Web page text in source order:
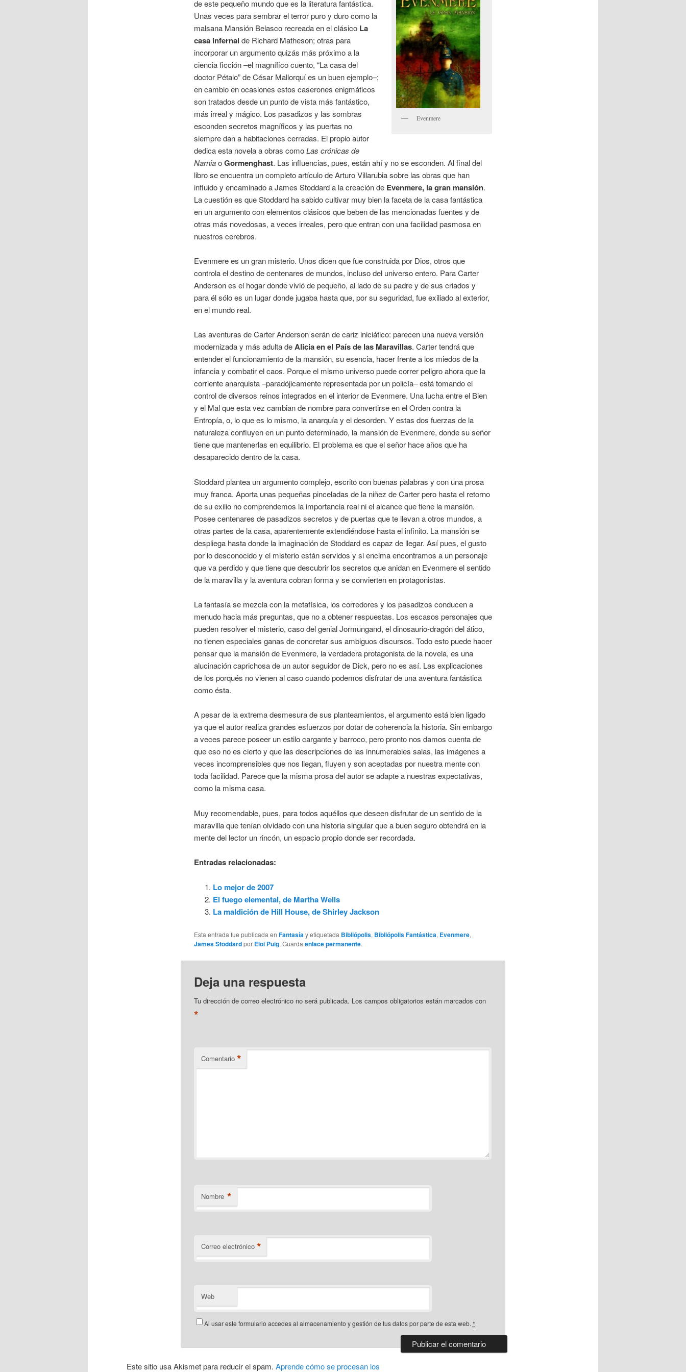
Evenmere
de este pequeño mundo que es la literatura fantástica.
Unas veces para sembrar el terror puro y duro como la
malsana Mansión Belasco recreada en el clásico La
casa infernal de Richard Matheson; otras para
incorporar un argumento quizás más próximo a la
ciencia ficción –el magnífico cuento, “La casa del
doctor Pétalo” de César Mallorquí es un buen ejemplo–;
en cambio en ocasiones estos caserones enigmáticos
son tratados desde un punto de vista más fantástico,
más irreal y mágico. Los pasadizos y las sombras
esconden secretos magníficos y las puertas no
siempre dan a habitaciones cerradas. El propio autor
dedica esta novela a obras comoLas crónicas de
NarniaoGormenghast. Las influencias, pues, están ahí y no se esconden. Al final del
libro se encuentra un completo artículo de Arturo Villarubia sobre las obras que han
influido y encaminado a James Stoddard a la creación de Evenmere, la gran mansión.
La cuestión es que Stoddard ha sabido cultivar muy bien la faceta de la casa fantástica
en un argumento con elementos clásicos que beben de las mencionadas fuentes y de
otras más novedosas, a veces irreales, pero que entran con una facilidad pasmosa en
nuestros cerebros.
Evenmere es un gran misterio. Unos dicen que fue construida por Dios, otros que
controla el destino de centenares de mundos, incluso del universo entero. Para Carter
Anderson es el hogar donde vivió de pequeño, al lado de su padre y de sus criados y
para él sólo es un lugar donde jugaba hasta que, por su seguridad, fue exiliado al exterior,
en el mundo real.
Las aventuras de Carter Anderson serán de cariz iniciático: parecen una nueva versión
modernizada y más adulta deAlicia en el País de las Maravillas. Carter tendrá que
entender el funcionamiento de la mansión, su esencia, hacer frente a los miedos de la
infancia y combatir el caos. Porque el mismo universo puede correr peligro ahora que la
corriente anarquista –paradójicamente representada por un policía– está tomando el
control de diversos reinos integrados en el interior de Evenmere. Una lucha entre el Bien
y el Mal que esta vez cambian de nombre para convertirse en el Orden contra la
Entropía, o, lo que es lo mismo, la anarquía y el desorden. Y estas dos fuerzas de la
naturaleza confluyen en un punto determinado, la mansión de Evenmere, donde su señor
tiene que mantenerlas en equilibrio. El problema es que el señor hace años que ha
desaparecido dentro de la casa.
Stoddard plantea un argumento complejo, escrito con buenas palabras y con una prosa
muy franca. Aporta unas pequeñas pinceladas de la niñez de Carter pero hasta el retorno
de su exilio no comprendemos la importancia real ni el alcance que tiene la mansión.
Posee centenares de pasadizos secretos y de puertas que te llevan a otros mundos, a
otras partes de la casa, aparentemente extendiéndose hasta el infinito. La mansión se
despliega hasta donde la imaginación de Stoddard es capaz de llegar. Así pues, el gusto
por lo desconocido y el misterio están servidos y si encima encontramos a un personaje
que va perdido y que tiene que descubrir los secretos que anidan en Evenmere el sentido
de la maravilla y la aventura cobran forma y se convierten en protagonistas.
La fantasía se mezcla con la metafísica, los corredores y los pasadizos conducen a
menudo hacia más preguntas, que no a obtener respuestas. Los escasos personajes que
pueden resolver el misterio, caso del genial Jormungand, el dinosaurio-dragón del ático,
no tienen especiales ganas de concretar sus ambiguos discursos. Todo esto puede hacer
pensar que la mansión de Evenmere, la verdadera protagonista de la novela, es una
alucinación caprichosa de un autor seguidor de Dick, pero no es así. Las explicaciones
de los porqués no vienen al caso cuando podemos disfrutar de una aventura fantástica
como ésta.
A pesar de la extrema desmesura de sus planteamientos, el argumento está bien ligado
ya que el autor realiza grandes esfuerzos por dotar de coherencia la historia. Sin embargo
a veces parece poseer un estilo cargante y barroco, pero pronto nos damos cuenta de
que eso no es cierto y que las descripciones de las innumerables salas, las imágenes a
veces incomprensibles que nos llegan, fluyen y son aceptadas por nuestra mente con
toda facilidad. Parece que la misma prosa del autor se adapte a nuestras expectativas,
como la misma casa.
Muy recomendable, pues, para todos aquéllos que deseen disfrutar de un sentido de la
maravilla que tenían olvidado con una historia singular que a buen seguro obtendrá en la
mente del lector un rincón, un espacio propio donde ser recordada.
Entradas relacionadas:
Lo mejor de 2007
El fuego elemental, de Martha Wells
La maldición de Hill House, de Shirley Jackson
Esta entrada fue publicada en Fantasíay etiquetada Bibliópolis, Bibliópolis Fantástica, Evenmere,
James Stoddardpor Eloi Puig. Guarda enlace permanente.
Deja una respuesta
Tu dirección de correo electrónico no será publicada. Los campos obligatorios están marcados con
*
Comentario *
Nombre *
Correo electrónico *
Web
Al usar este formulario accedes al almacenamiento y gestión de tus datos por parte de esta web. *
Este sitio usa Akismet para reducir el spam. Aprende cómo se procesan los